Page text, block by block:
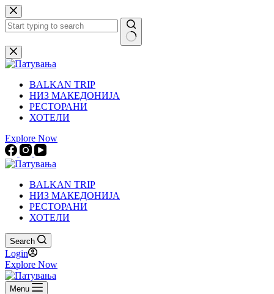
Skip
to
content
No
results
BALKAN TRIP
НИЗ МАКЕДОНИЈА
РЕСТОРАНИ
ХОТЕЛИ
Explore Now
BALKAN TRIP
НИЗ МАКЕДОНИЈА
РЕСТОРАНИ
ХОТЕЛИ
Search
Login
Explore Now
Menu